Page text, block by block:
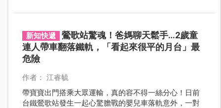
新知快遞
鶯歌站驚魂！爸媽聊天鬆手…2歲童
連人帶車翻落鐵軌，「看起來很平的月台」最
危險
作者： 江睿毓
帶寶寶出門搭乘大眾運輸，真的容不得一絲分心！日前
台鐵鶯歌站發生一起心驚膽戰的嬰兒車落軌意外，一對